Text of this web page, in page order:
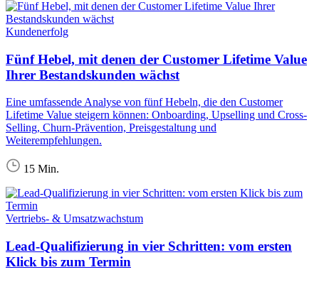
Kundenerfolg
Fünf Hebel, mit denen der Customer Lifetime Value
Ihrer Bestandskunden wächst
Eine umfassende Analyse von fünf Hebeln, die den Customer
Lifetime Value steigern können: Onboarding, Upselling und Cross-
Selling, Churn-Prävention, Preisgestaltung und
Weiterempfehlungen.
15 Min.
Vertriebs- & Umsatzwachstum
Lead-Qualifizierung in vier Schritten: vom ersten
Klick bis zum Termin